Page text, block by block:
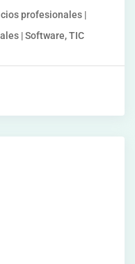
profesionales |
| Software, TIC